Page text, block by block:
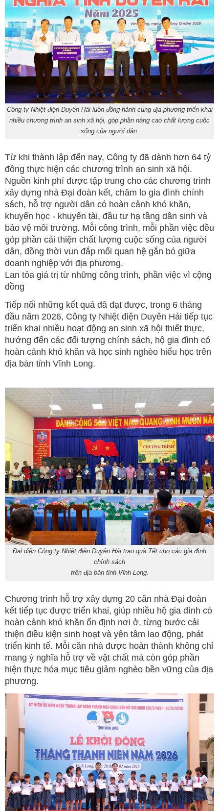
Công ty Nhiệt điện Duyên Hải luôn đồng hành cùng địa phương triển khai
nhiều chương trình an sinh xã hội, góp phần nâng cao chất lượng cuộc
sống của người dân.
Từ khi thành lập đến nay, Công ty đã dành hơn 64 tỷ
đồng thực hiện các chương trình an sinh xã hội.
Nguồn kinh phí được tập trung cho các chương trình
xây dựng nhà Đại đoàn kết, chăm lo gia đình chính
sách, hỗ trợ người dân có hoàn cảnh khó khăn,
khuyến học - khuyến tài, đầu tư hạ tầng dân sinh và
bảo vệ môi trường. Mỗi công trình, mỗi phần việc đều
góp phần cải thiện chất lượng cuộc sống của người
dân, đồng thời vun đắp mối quan hệ gắn bó giữa
doanh nghiệp với địa phương.
Lan tỏa giá trị từ những công trình, phần việc vì cộng
đồng
Tiếp nối những kết quả đã đạt được, trong 6 tháng
đầu năm 2026, Công ty Nhiệt điện Duyên Hải tiếp tục
triển khai nhiều hoạt động an sinh xã hội thiết thực,
hướng đến các đối tượng chính sách, hộ gia đình có
hoàn cảnh khó khăn và học sinh nghèo hiếu học trên
địa bàn tỉnh Vĩnh Long.
Đại diện Công ty Nhiệt điện Duyên Hải trao quà Tết cho các gia đình
chính sách
trên địa bàn tỉnh Vĩnh Long.
Chương trình hỗ trợ xây dựng 20 căn nhà Đại đoàn
kết tiếp tục được triển khai, giúp nhiều hộ gia đình có
hoàn cảnh khó khăn ổn định nơi ở, từng bước cải
thiện điều kiện sinh hoạt và yên tâm lao động, phát
triển kinh tế. Mỗi căn nhà được hoàn thành không chỉ
mang ý nghĩa hỗ trợ về vật chất mà còn góp phần
hiện thực hóa mục tiêu giảm nghèo bền vững của địa
phương.